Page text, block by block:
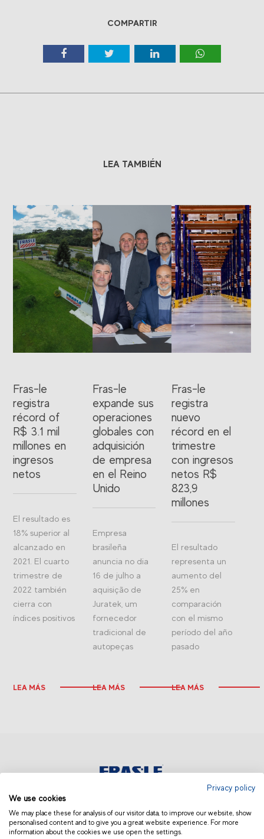
COMPARTIR
LEA TAMBIÉN
Fras-le
registra
récord of
R$ 3.1 mil
millones en
ingresos
netos
El resultado es
18% superior al
alcanzado en
2021. El cuarto
trimestre de
2022 también
cierra con
índices positivos
LEA MÁS
Fras-le
expande sus
operaciones
globales con
adquisición
de empresa
en el Reino
Unido
Empresa
brasileña
anuncia no dia
16 de julho a
aquisição de
Juratek, um
fornecedor
tradicional de
autopeças
LEA MÁS
Fras-le
registra
nuevo
récord en el
trimestre
con ingresos
netos R$
823,9
millones
El resultado
representa un
aumento del
25% en
comparación
con el mismo
período del año
pasado
LEA MÁS
AMÉRICA LATINA | OTROS
Privacy policy
We use cookies
We may place these for analysis of our visitor data, to improve our website, show
personalised content and to give you a great website experience. For more
information about the cookies we use open the settings.